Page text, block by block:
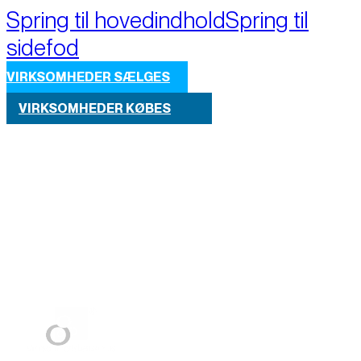
Spring til hovedindholdSpring til
sidefod
VIRKSOMHEDER SÆLGES
VIRKSOMHEDER KØBES